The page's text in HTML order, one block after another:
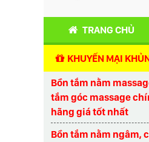
TRANG CHỦ
KHUYẾN MẠI
Bồn tắm nằm
tắm góc massage
hãng giá tốt nhất
Bồn tắm nằm ngâm,